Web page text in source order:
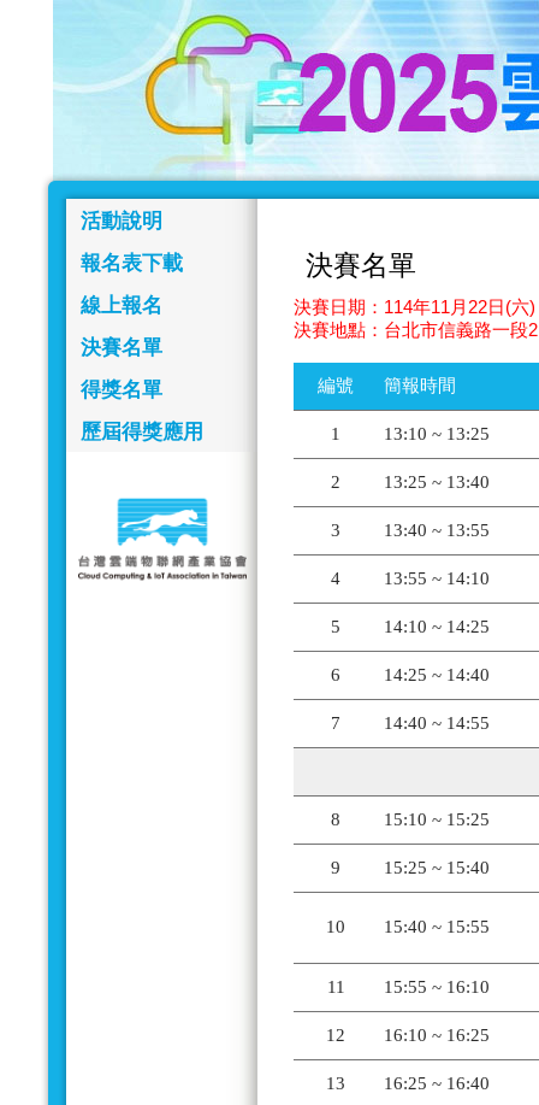
活動說明
報名表下載
線上報名
決賽名單
得獎名單
歷屆得獎應用
決賽名單
決賽日期：114年11月22日(六
決賽地點：台北市信義路一段
編號 簡報時間
1 13:10 ~ 13:25
2 13:25 ~ 13:40
3 13:40 ~ 13:55
4 13:55 ~ 14:10
5 14:10 ~ 14:25
6 14:25 ~ 14:40
7 14:40 ~ 14:55
8 15:10 ~ 15:25
9 15:25 ~ 15:40
10 15:40 ~ 15:55
11 15:55 ~ 16:10
12 16:10 ~ 16:25
13 16:25 ~ 16:40